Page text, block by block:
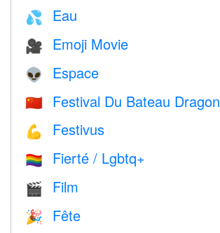
💦 Eau
🎥 Emoji Movie
👽 Espace
🇨🇳 Festival Du Bateau Dragon
💪 Festivus
🏳️‍🌈 Fierté / Lgbtq+
🎬 Film
🎉 Fête